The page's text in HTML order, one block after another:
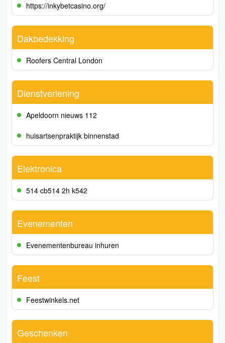
https://inkybetcasino.org/
Dakbedekking
Roofers Central London
Dienstverlening
Apeldoorn nieuws 112
huisartsenpraktijk binnenstad
Elektronica
514 cb514 2h k542
Evenementen
Evenementenbureau inhuren
Feest
Feestwinkels.net
Geschenken